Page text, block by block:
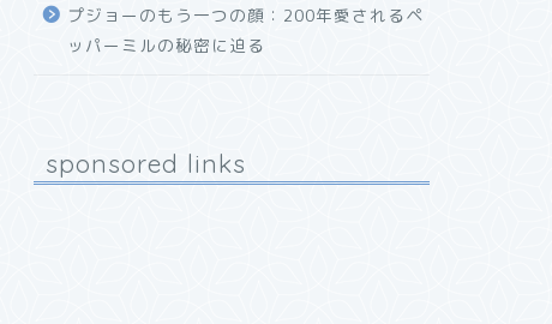
プジョーのもう一つの顔：200年愛されるペ
ッパーミルの秘密に迫る
sponsored links